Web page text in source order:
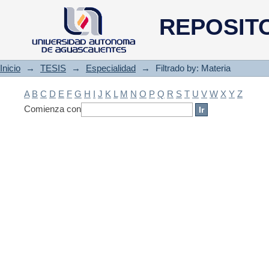
Filtrado by: Materia
Inicio → TESIS → Especialidad → Filtrado by: Materia
A B C D E F G H I J K L M N O P Q R S T U V W X Y Z
Comienza con